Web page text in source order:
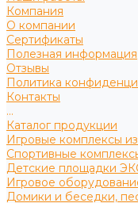
Компания
О компании
Сертификаты
Полезная информация
Отзывы
Политика
Контакты
...
Каталог продукции
Игровые комплексы
Спортивные
Детские площадки
Игровое
Домики и беседки,